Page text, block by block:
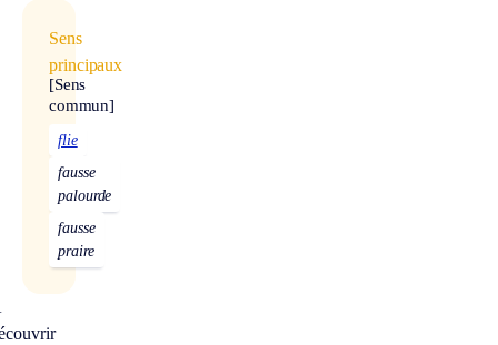
Sens
principaux
[Sens
commun]
flie
fausse
palourde
fausse
praire